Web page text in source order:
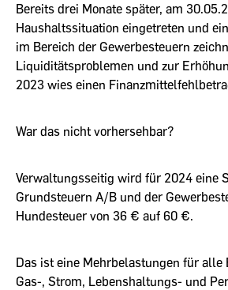
Bereits drei Monate später, am
Haushaltssituation eingetreten und
im Bereich der Gewerbesteuern
Liquiditätsproblemen und zur
2023 wies einen
War das nicht vorhersehbar?
Verwaltungsseitig wird für 2024 eine
Grundsteuern A/B und der
Hundesteuer von 36 € auf 60 €.
Das ist eine Mehrbelastungen für
Gas-, Strom, Lebenshaltungs- und